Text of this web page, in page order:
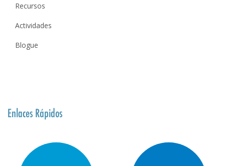
Recursos
Actividades
Blogue
Enlaces Rápidos